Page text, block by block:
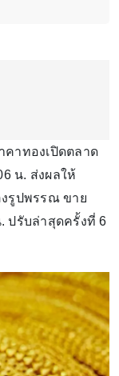
าทองเปิดตลาด
น. ส่งผลให้
รูปพรรณ ขาย
ปรับล่าสุดครั้งที่ 6